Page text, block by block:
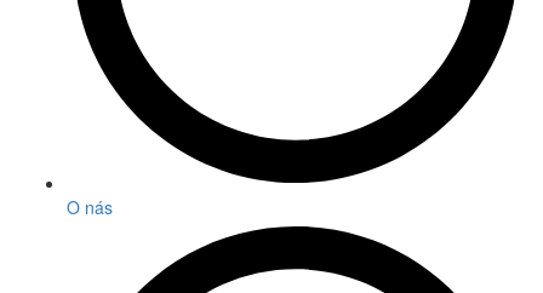
O nás